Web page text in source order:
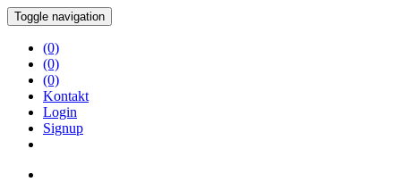
Toggle navigation
(0)
(0)
(0)
Kontakt
Login
Signup